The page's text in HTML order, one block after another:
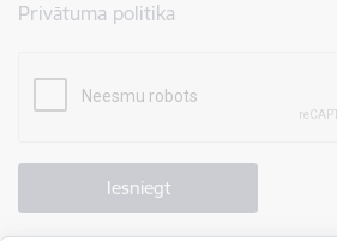
Privātuma politika